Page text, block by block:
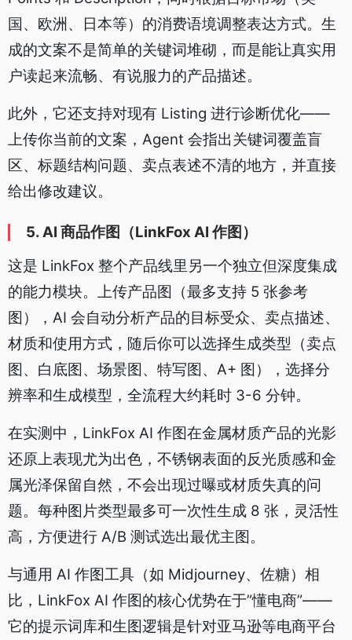
国、欧洲、日本等）的消费语境调整表达方式。生
成的文案不是简单的关键词堆砌，而是能让真实用
户读起来流畅、有说服力的产品描述。
此外，它还支持对现有 Listing 进行诊断优化——
上传你当前的文案，Agent 会指出关键词覆盖盲
区、标题结构问题、卖点表述不清的地方，并直接
给出修改建议。
5. AI 商品作图（LinkFox AI 作图）
这是 LinkFox 整个产品线里另一个独立但深度集成
的能力模块。上传产品图（最多支持 5 张参考
图），AI 会自动分析产品的目标受众、卖点描述、
材质和使用方式，随后你可以选择生成类型（卖点
图、白底图、场景图、特写图、A+ 图），选择分
辨率和生成模型，全流程大约耗时 3-6 分钟。
在实测中，LinkFox AI 作图在金属材质产品的光影
还原上表现尤为出色，不锈钢表面的反光质感和金
属光泽保留自然，不会出现过曝或材质失真的问
题。每种图片类型最多可一次性生成 8 张，灵活性
高，方便进行 A/B 测试选出最优主图。
与通用 AI 作图工具（如 Midjourney、佐糖）相
比，LinkFox AI 作图的核心优势在于”懂电商”——
它的提示词库和生图逻辑是针对亚马逊等电商平台